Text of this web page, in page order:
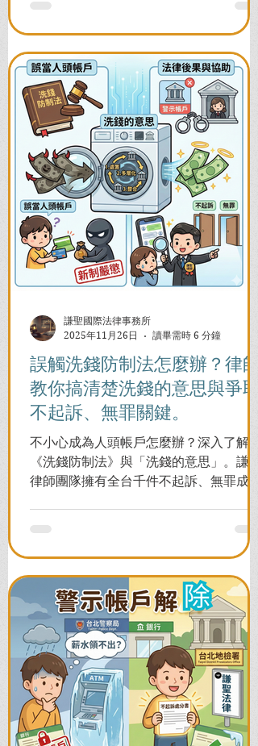
誤觸洗錢防制法怎麼辦？律師
教你搞清楚洗錢的意思與爭取
不起訴、無罪關鍵。
不小心成為人頭帳戶怎麼辦？深入了解
《洗錢防制法》與「洗錢的意思」。謙聖
律師團隊擁有全台千件不起訴、無罪成功
謙聖國際法律事務所
2025年11月26日
讀畢需時 6 分鐘